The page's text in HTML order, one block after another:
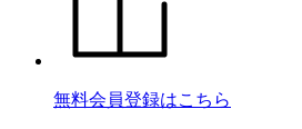
無料会員登録はこちら